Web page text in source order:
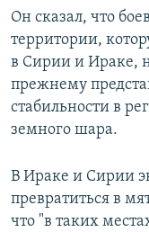
Он сказал, что
территории,
в Сирии и Ираке,
прежнему
стабильности в
земного шара.
В Ираке и Сирии
превратиться в
что "в таких